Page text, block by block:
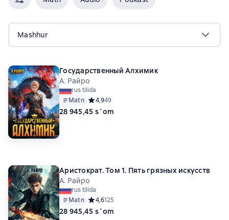
Mashhur
Государственный Алхимик
А. Райро
rus tilida
Matn Средний рейтинг 4,9 на основе 49 оценок
4,949
28 945,45 s`om
Аристократ. Том 1. Пять грязных искусств
А. Райро
rus tilida
Matn Средний рейтинг 4,6 на основе 125 оценок
4,6125
28 945,45 s`om